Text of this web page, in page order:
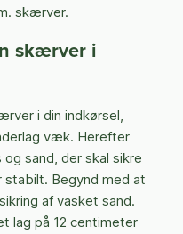
skærver.
skærver i
i din indkørsel,
væk. Herefter
sand, der skal sikre
Begynd med at
af vasket sand.
lag på 12 centimeter